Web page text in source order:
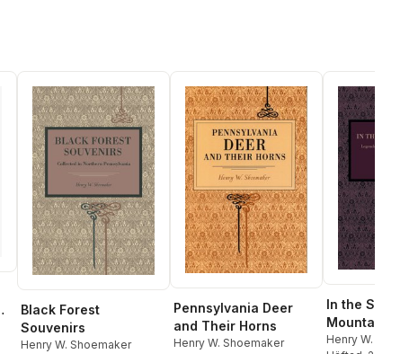
Black Forest
Souvenirs
Henry W. Shoemaker
Pennsylvania Deer
and Their Horns
Henry W. Shoemaker
In the Seven
Mountains
Henry W.